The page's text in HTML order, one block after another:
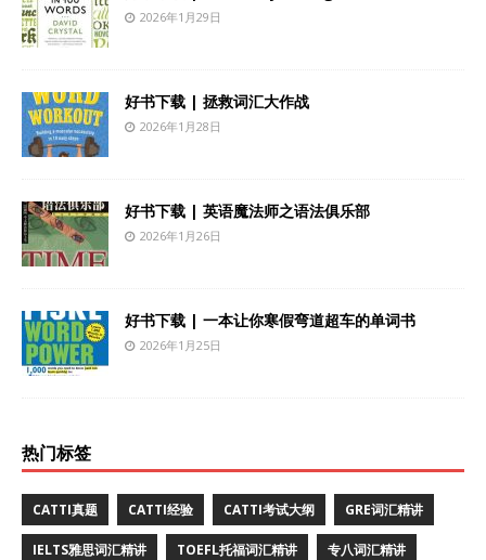
2026年1月29日
好书下载 | 拯救词汇大作战
2026年1月28日
好书下载 | 英语魔法师之语法俱乐部
2026年1月26日
好书下载 | 一本让你寒假弯道超车的单词书
2026年1月25日
热门标签
CATTI真题 CATTI经验 CATTI考试大纲 GRE词汇精讲
IELTS雅思词汇精讲 TOEFL托福词汇精讲 专八词汇精讲